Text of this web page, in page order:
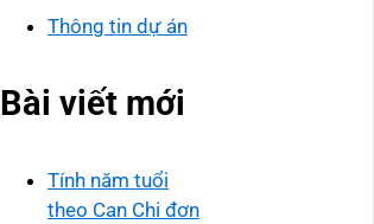
Thông tin dự án
Bài viết mới
Tính năm tuổi
theo Can Chi đơn